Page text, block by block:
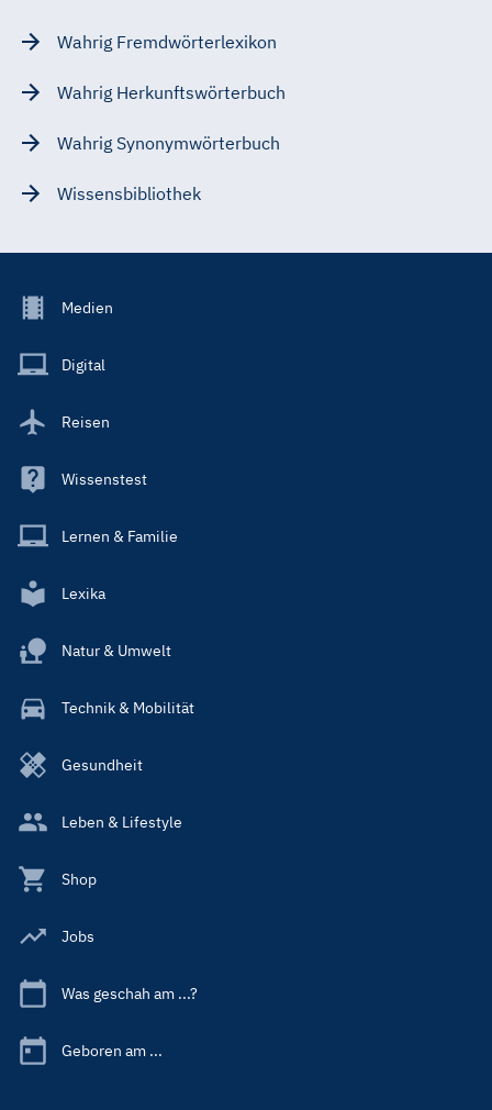
Wahrig Fremdwörterlexikon
Wahrig Herkunftswörterbuch
Wahrig Synonymwörterbuch
Wissensbibliothek
Footer
Main
Medien
Digital
Reisen
Wissenstest
Lernen & Familie
Lexika
Natur & Umwelt
Technik & Mobilität
Gesundheit
Leben & Lifestyle
Shop
Jobs
Was geschah am ...?
Geboren am ...